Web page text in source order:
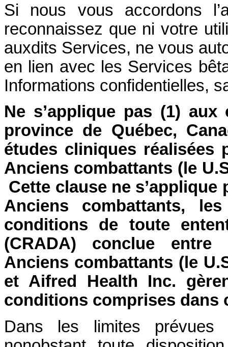
Si nous vous accordons
reconnaissez que ni votre
auxdits Services, ne vous
en lien avec les Services
Informations confidentielles,
Ne s’applique pas (1)
province de Québec,
études cliniques réalisées
Anciens combattants (le
Cette clause ne
Anciens combattants,
conditions de toute
(CRADA) conclue entre
Anciens combattants (le
et Aifred Health Inc.
conditions comprises dans
Dans les limites prévues